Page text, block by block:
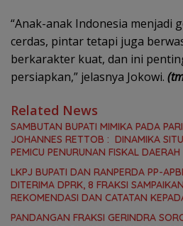
“Anak-anak Indonesia menjadi
cerdas, pintar tetapi juga
berkarakter kuat, dan ini
persiapkan,” jelasnya Jokowi.
Related News
SAMBUTAN BUPATI MIMIKA PADA
JOHANNES RETTOB : DINAMIKA
PEMICU PENURUNAN FISKAL DAERAH
LKPJ BUPATI DAN RANPERDA PP-
DITERIMA DPRK, 8 FRAKSI
REKOMENDASI DAN CATATAN
PANDANGAN FRAKSI GERINDRA